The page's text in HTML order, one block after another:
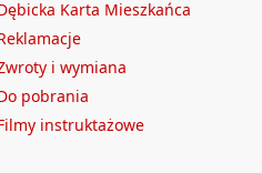
Karta Mieszkańca
i wymiana
pobrania
instruktażowe